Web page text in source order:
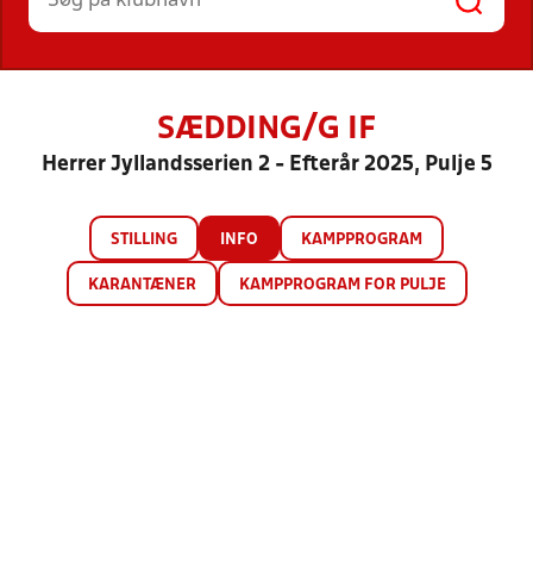
SÆDDING/G IF
Herrer Jyllandsserien 2 - Efterår 2025, Pulje 5
STILLING INFO KAMPPROGRAM
KARANTÆNER KAMPPROGRAM FOR PULJE